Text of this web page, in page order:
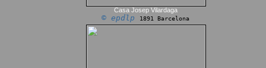
Casa Josep Vilardaga
© epdlp 1891 Barcelona